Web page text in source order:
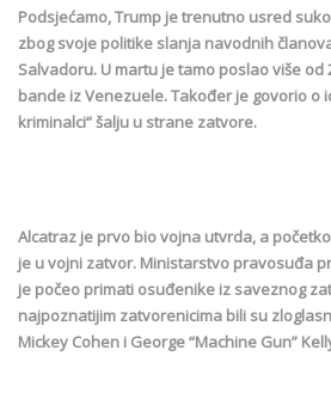
Podsjećamo, Trump je trenutno usred
zbog svoje politike slanja navodnih
Salvadoru. U martu je tamo poslao više
bande iz Venezuele. Također je govorio o
kriminalci“ šalju u strane zatvore.
Alcatraz je prvo bio vojna utvrda, a
je u vojni zatvor. Ministarstvo pravosuđa
je počeo primati osuđenike iz saveznog
najpoznatijim zatvorenicima bili su
Mickey Cohen i George “Machine Gun”